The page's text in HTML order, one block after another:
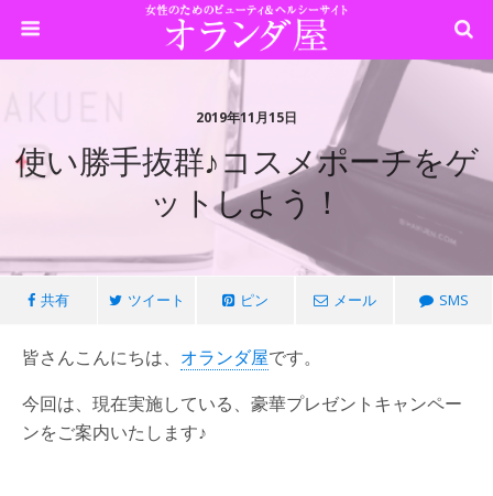
2019年11月15日
使い勝手抜群♪コスメポーチをゲ
ットしよう！
共有 ツイート ピン メール SMS
皆さんこんにちは、 オランダ屋です。
今回は、現在実施している、豪華プレゼントキャンペー
ンをご案内いたします♪